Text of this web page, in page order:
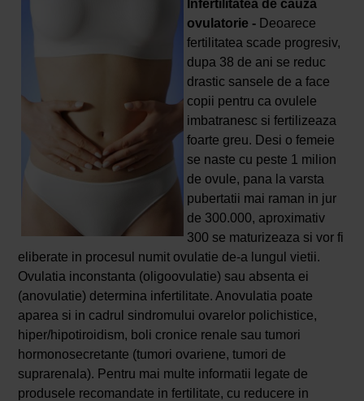
Infertilitatea de cauza
ovulatorie -Deoarece
fertilitatea scade progresiv,
dupa 38 de ani se reduc
drastic sansele de a face
copii pentru ca ovulele
imbatranesc si fertilizeaza
foarte greu. Desi o femeie
se naste cu peste 1 milion
de ovule, pana la varsta
pubertatii mai raman in jur
de 300.000, aproximativ
300 se maturizeaza si vor fi
eliberate in procesul numit ovulatie de-a lungul vietii.
Ovulatia inconstanta (oligoovulatie) sau absenta ei
(anovulatie) determina infertilitate. Anovulatia poate
aparea si in cadrul sindromului ovarelor polichistice,
hiper/hipotiroidism, boli cronice renale sau tumori
hormonosecretante (tumori ovariene, tumori de
suprarenala). Pentru mai multe informatii legate de
produsele recomandate in fertilitate, cu reducere in